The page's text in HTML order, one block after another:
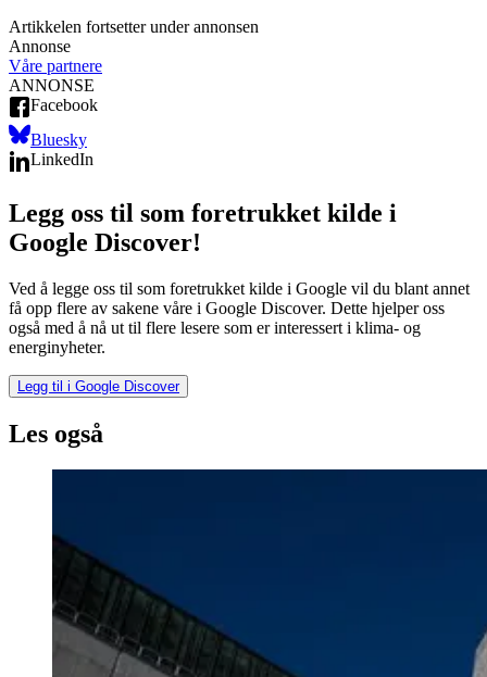
Artikkelen fortsetter under annonsen
Annonse
Våre partnere
ANNONSE
Facebook
Bluesky
LinkedIn
Legg oss til som foretrukket kilde i
Google Discover!
Ved å legge oss til som foretrukket kilde i Google vil du blant annet
få opp flere av sakene våre i Google Discover. Dette hjelper oss
også med å nå ut til flere lesere som er interessert i klima- og
energinyheter.
Legg til i Google Discover
Les også